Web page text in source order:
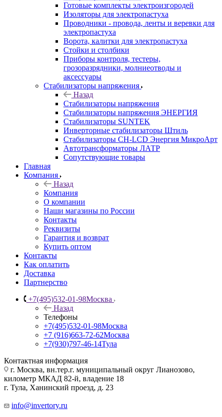
Готовые комплекты электроизгородей
Изоляторы для электропастуха
Проводники - провода, ленты и веревки для
электропастуха
Ворота, калитки для электропастуха
Стойки и столбики
Приборы контроля, тестеры,
грозоразрядники, молниеотводы и
аксессуары
Стабилизаторы напряжения
Назад
Стабилизаторы напряжения
Стабилизаторы напряжения ЭНЕРГИЯ
Стабилизаторы SUNTEK
Инверторные стабилизаторы Штиль
Стабилизаторы СН-LCD Энepгия МикроАрт
Автотрансформаторы ЛАТР
Сопутствующие товары
Главная
Компания
Назад
Компания
О компании
Наши магазины по России
Контакты
Реквизиты
Гарантия и возврат
Купить оптом
Контакты
Как оплатить
Доставка
Партнерство
+7(495)532-01-98Москва
Назад
Телефоны
+7(495)532-01-98Москва
+7 (916)663-72-62Москва
+7(930)797-46-14Тула
Контактная информация
г. Москва, вн.тер.г. муниципальный округ Лианозово,
километр МКАД 82-й, владение 18
г. Тула, Ханинский проезд, д. 23
info@invertory.ru